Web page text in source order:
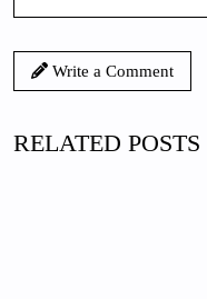
Write a Comment
RELATED POSTS